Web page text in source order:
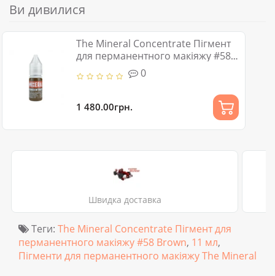
Ви дивилися
The Mineral Concentrate Пігмент
для перманентного макіяжу #58
Brown, 11 мл 0
1 480.00грн.
Швидка доставка
Теги: The Mineral Concentrate Пігмент для
перманентного макіяжу #58 Brown, 11 мл,
Пігменти для перманентного макіяжу The Mineral